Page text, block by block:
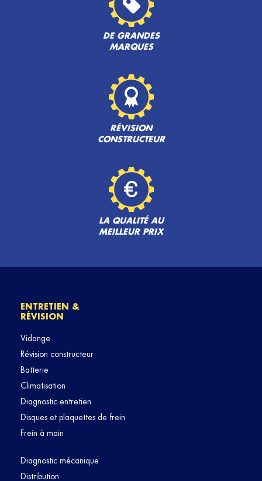
DE GRANDES
MARQUES
RÉVISION
CONSTRUCTEUR
LA QUALITÉ AU
MEILLEUR PRIX
ENTRETIEN &
RÉVISION
Vidange
Révision constructeur
Batterie
Climatisation
Diagnostic entretien
Disques et plaquettes de frein
Frein à main
Diagnostic mécanique
Distribution